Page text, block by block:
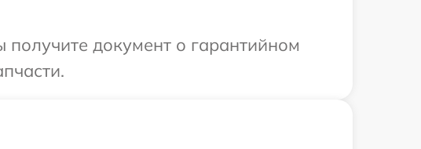
документ о гарантийном